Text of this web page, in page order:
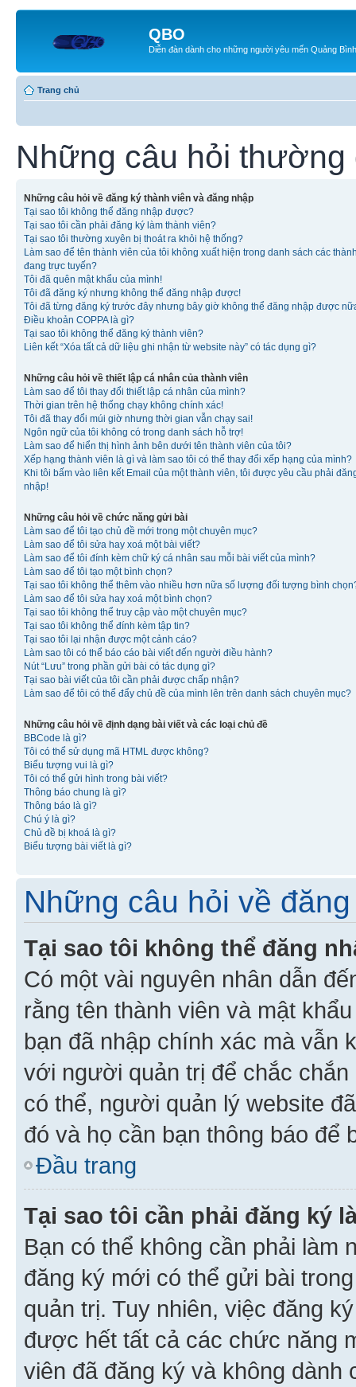
QBO
Diễn đàn dành cho những người yêu mến Quảng Bình
Trang chủ
Những câu hỏi thường
Những câu hỏi về đăng ký thành viên và đăng nhập
Tại sao tôi không thể đăng nhập được?
Tại sao tôi cần phải đăng ký làm thành viên?
Tại sao tôi thường xuyên bị thoát ra khỏi hệ thống?
Làm sao để tên thành viên của tôi không xuất hiện trong danh sách các
đang trực tuyến?
Tôi đã quên mật khẩu của mình!
Tôi đã đăng ký nhưng không thể đăng nhập được!
Tôi đã từng đăng ký trước đây nhưng bây giờ không thể đăng nhập được
Điều khoản COPPA là gì?
Tại sao tôi không thể đăng ký thành viên?
Liên kết “Xóa tất cả dữ liệu ghi nhận từ website này” có tác dụng gì?
Những câu hỏi về thiết lập cá nhân của thành viên
Làm sao để tôi thay đổi thiết lập cá nhân của mình?
Thời gian trên hệ thống chạy không chính xác!
Tôi đã thay đổi múi giờ nhưng thời gian vẫn chạy sai!
Ngôn ngữ của tôi không có trong danh sách hỗ trợ!
Làm sao để hiển thị hình ảnh bên dưới tên thành viên của tôi?
Xếp hạng thành viên là gì và làm sao tôi có thể thay đổi xếp hạng của mình?
Khi tôi bấm vào liên kết Email của một thành viên, tôi được yêu cầu phải
nhập!
Những câu hỏi về chức năng gửi bài
Làm sao để tôi tạo chủ đề mới trong một chuyên mục?
Làm sao để tôi sửa hay xoá một bài viết?
Làm sao để tôi đính kèm chữ ký cá nhân sau mỗi bài viết của mình?
Làm sao để tôi tạo một bình chọn?
Tại sao tôi không thể thêm vào nhiều hơn nữa số lượng đối tượng bình
Làm sao để tôi sửa hay xoá một bình chọn?
Tại sao tôi không thể truy cập vào một chuyên mục?
Tại sao tôi không thể đính kèm tập tin?
Tại sao tôi lại nhận được một cảnh cáo?
Làm sao tôi có thể báo cáo bài viết đến người điều hành?
Nút “Lưu” trong phần gửi bài có tác dụng gì?
Tại sao bài viết của tôi cần phải được chấp nhận?
Làm sao để tôi có thể đẩy chủ đề của mình lên trên danh sách chuyên mục?
Những câu hỏi về định dạng bài viết và các loại chủ đề
BBCode là gì?
Tôi có thể sử dụng mã HTML được không?
Biểu tượng vui là gì?
Tôi có thể gửi hình trong bài viết?
Thông báo chung là gì?
Thông báo là gì?
Chú ý là gì?
Chủ đề bị khoá là gì?
Biểu tượng bài viết là gì?
Những câu hỏi về
Tại sao tôi không thể đăng
Có một vài nguyên nhân dẫn
rằng tên thành viên và mật
bạn đã nhập chính xác mà vẫn
với người quản trị để chắc
có thể, người quản lý website
đó và họ cần bạn thông báo để
Đầu trang
Tại sao tôi cần phải đăng ký
Bạn có thể không cần phải làm
đăng ký mới có thể gửi bài
quản trị. Tuy nhiên, việc đăng
được hết tất cả các chức năng
viên đã đăng ký và không